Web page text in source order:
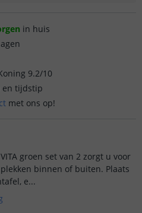
in huis
9.2/10
en tijdstip
met ons op!
groen set van 2 zorgt u voor
binnen of buiten. Plaats
e...